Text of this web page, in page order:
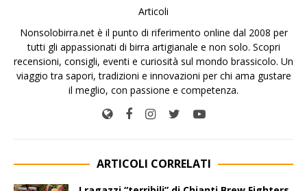
Articoli
Nonsolobirra.net è il punto di riferimento online dal 2008 per
tutti gli appassionati di birra artigianale e non solo. Scopri
recensioni, consigli, eventi e curiosità sul mondo brassicolo. Un
viaggio tra sapori, tradizioni e innovazioni per chi ama gustare
il meglio, con passione e competenza.
ARTICOLI CORRELATI